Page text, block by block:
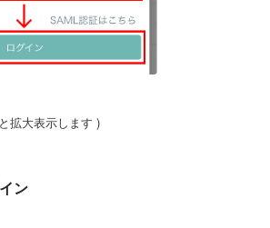
拡大表示します )
ン